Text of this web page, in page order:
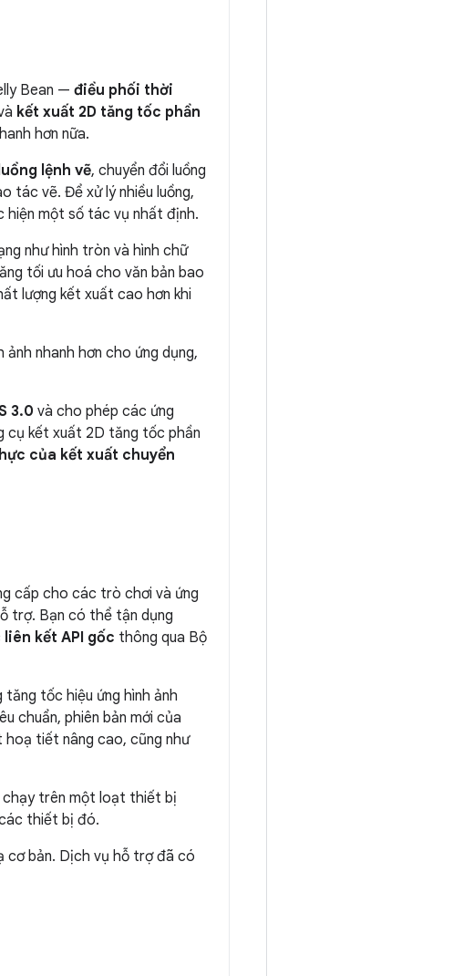
Bean — điều phối thời
kết xuất 2D tăng tốc phần
hơn nữa.
lệnh vẽ, chuyển đổi luồng
tác vẽ. Để xử lý nhiều luồng,
hiện một số tác vụ nhất định.
như hình tròn và hình chữ
tối ưu hoá cho văn bản bao
lượng kết xuất cao hơn khi
ảnh nhanh hơn cho ứng dụng,
3.0 và cho phép các ứng
cụ kết xuất 2D tăng tốc phần
của kết xuất chuyển
cấp cho các trò chơi và ứng
trợ. Bạn có thể tận dụng
liên kết API gốc thông qua Bộ
tốc hiệu ứng hình ảnh
chuẩn, phiên bản mới của
hoạ tiết nâng cao, cũng như
chạy trên một loạt thiết bị
thiết bị đó.
cơ bản. Dịch vụ hỗ trợ đã có